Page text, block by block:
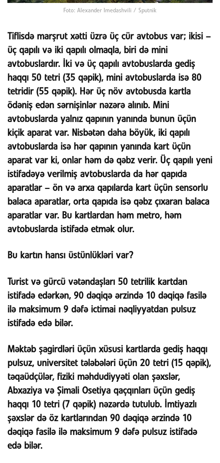
Foto: Alexander Imedashvili / Sputnik
Tiflisdə marşrut xətti üzrə üç cür avtobus var; ikisi –
üç qapılı və iki qapılı olmaqla, biri də mini
avtobuslardır. İki və üç qapılı avtobuslarda gediş
haqqı 50 tetri (35 qəpik), mini avtobuslarda isə 80
tetridir (55 qəpik). Hər üç növ avtobusda kartla
ödəniş edən sərnişinlər nəzərə alınıb. Mini
avtobuslarda yalnız qapının yanında bunun üçün
kiçik aparat var. Nisbətən daha böyük, iki qapılı
avtobuslarda isə hər qapının yanında kart üçün
aparat var ki, onlar həm də qəbz verir. Üç qapılı yeni
istifadəyə verilmiş avtobuslarda da hər qapıda
aparatlar – ön və arxa qapılarda kart üçün sensorlu
balaca aparatlar, orta qapıda isə qəbz çıxaran balaca
aparatlar var. Bu kartlardan həm metro, həm
avtobuslarda istifadə etmək olur.
Bu kartın hansı üstünlükləri var?
Turist və gürcü vətəndaşları 50 tetrilik kartdan
istifadə edərkən, 90 dəqiqə ərzində 10 dəqiqə fasilə
ilə maksimum 9 dəfə ictimai nəqliyyatdan pulsuz
istifadə edə bilər.
Məktəb şagirdləri üçün xüsusi kartlarda gediş haqqı
pulsuz, universitet tələbələri üçün 20 tetri (15 qəpik),
təqaüdçülər, fiziki məhdudiyyəti olan şəxslər,
Abxaziya və Şimali Osetiya qaçqınları üçün gediş
haqqı 10 tetri (7 qəpik) nəzərdə tutulub. İmtiyazlı
şəxslər də öz kartlarından 90 dəqiqə ərzində 10
dəqiqə fasilə ilə maksimum 9 dəfə pulsuz istifadə
edə bilər.